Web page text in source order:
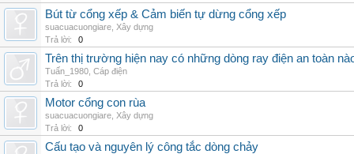
Bút từ cổng xếp & Cảm biến tự dừng cổng xếp
suacuacuongiare Xây dựng
Trả lời:
0
Trên thị trường hiện nay có những dòng ray điện an toàn
Tuấn_1980 Cáp điện
Trả lời:
0
Motor cổng con rùa
suacuacuongiare Xây dựng
Trả lời:
0
Cấu tạo và nguyên lý công tắc dòng chảy